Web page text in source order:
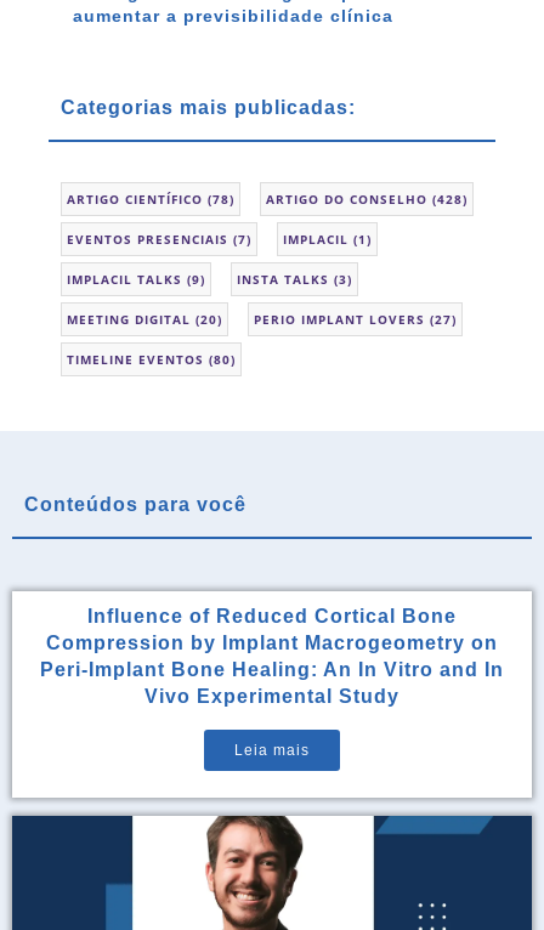
aumentar a previsibilidade clínica
Categorias mais publicadas:
ARTIGO CIENTÍFICO (78) ARTIGO DO CONSELHO (428)
EVENTOS PRESENCIAIS (7) IMPLACIL (1)
IMPLACIL TALKS (9) INSTA TALKS (3)
MEETING DIGITAL (20) PERIO IMPLANT LOVERS (27)
TIMELINE EVENTOS (80)
Conteúdos para você
Influence of Reduced Cortical Bone
Compression by Implant Macrogeometry on
Peri-Implant Bone Healing: An In Vitro and In
Vivo Experimental Study
Leia mais